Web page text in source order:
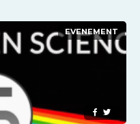
EVENEMENT